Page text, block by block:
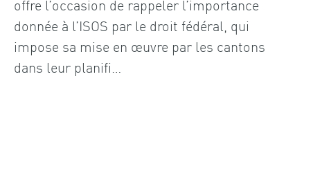
offre l’occasion de rappeler l’importance
donnée à l’ISOS par le droit fédéral, qui
impose sa mise en œuvre par les cantons
dans leur planifi…